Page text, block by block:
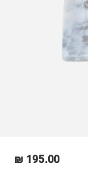
195.00 ₪